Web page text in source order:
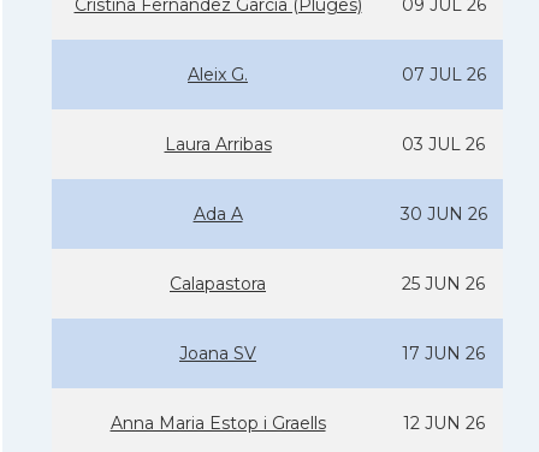
Cristina Fernandez Garcia (Pluges) 09 JUL 26
Aleix G. 07 JUL 26
Laura Arribas 03 JUL 26
Ada A 30 JUN 26
Calapastora 25 JUN 26
Joana SV 17 JUN 26
Anna Maria Estop i Graells 12 JUN 26